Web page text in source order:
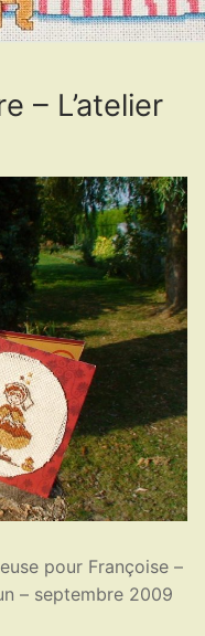
– L’atelier
pour Françoise –
– septembre 2009